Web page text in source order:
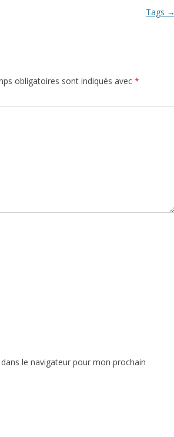
Tags →
obligatoires sont indiqués avec *
le navigateur pour mon prochain